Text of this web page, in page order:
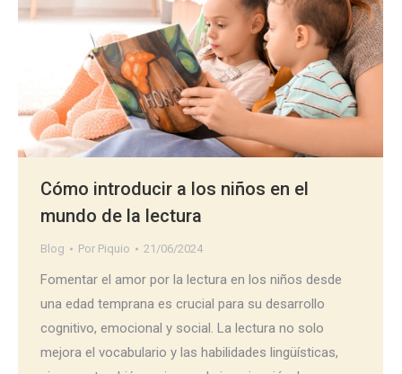
Cómo introducir a los niños en el
mundo de la lectura
Blog Por Piquio 21/06/2024
Fomentar el amor por la lectura en los niños desde
una edad temprana es crucial para su desarrollo
cognitivo, emocional y social. La lectura no solo
mejora el vocabulario y las habilidades lingüísticas,